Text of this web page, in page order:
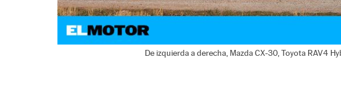
De izquierda a derecha, Mazda CX-30, Toyota RAV4